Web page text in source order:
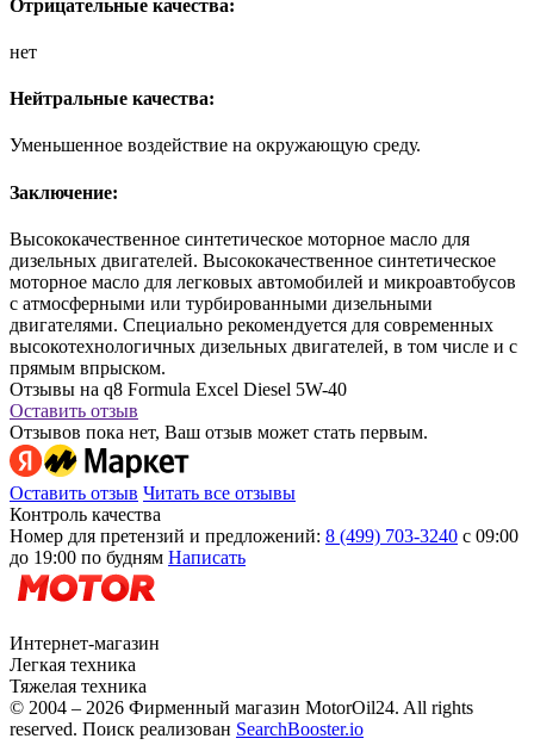
Отрицательные качества:
нет
Нейтральные качества:
Уменьшенное воздействие на окружающую среду.
Заключение:
Высококачественное синтетическое моторное масло для
дизельных двигателей. Высококачественное синтетическое
моторное масло для легковых автомобилей и микроавтобусов
с атмосферными или турбированными дизельными
двигателями. Специально рекомендуется для современных
высокотехнологичных дизельных двигателей, в том числе и с
прямым впрыском.
Отзывы на q8 Formula Excel Diesel 5W-40
Оставить отзыв
Отзывов пока нет, Ваш отзыв может стать первым.
Оставить отзыв Читать все отзывы
Контроль качества
Номер для претензий и предложений: 8 (499) 703-3240 с 09:00
до 19:00 по будням Написать
Интернет-магазин
Легкая техника
Тяжелая техника
© 2004 – 2026 Фирменный магазин MotorOil24. All rights
reserved. Поиск реализован SearchBooster.io